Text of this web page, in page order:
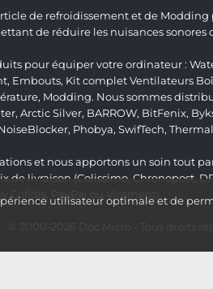
utilisateur optimale et de
de refroidissement et de
de réduire les nuisances sonores
pour équiper votre ordinateur :
, Embouts, Kit complet Ventilateurs
, Modding. Nous sommes
, Arctic Silver, BARROW, BitFenix,
, Phobya, SwifTech,
et nous apportons un soin tout
de livraison (Colissimo, Chronopost,
Cofidis, PayPal ou Virement).